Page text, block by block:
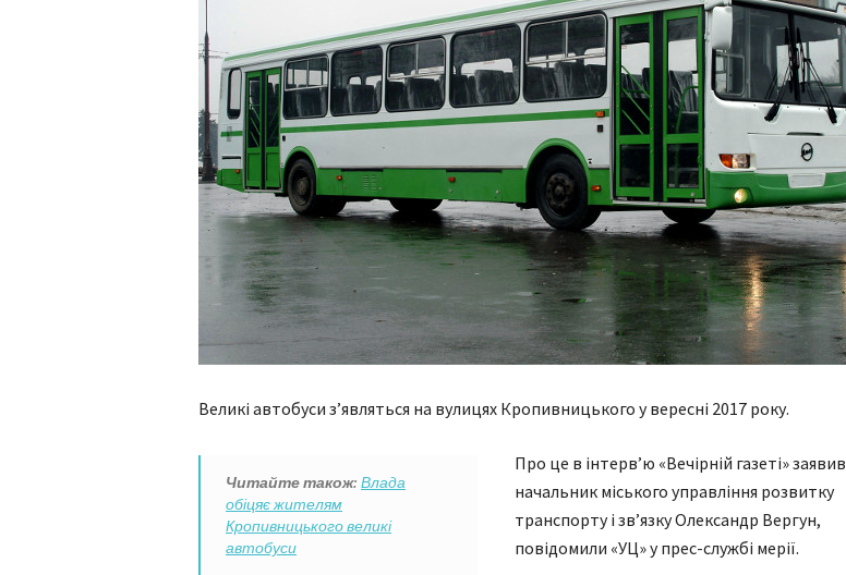
Великі автобуси з’являться на вулицях Кропивницького у вересні 2017 року.
Читайте також: Влада
обіцяє жителям
Кропивницького великі
автобуси
Про це в інтерв’ю «Вечірній газеті» заявив
начальник міського управління розвитку
транспорту і зв’язку Олександр Вергун,
повідомили «УЦ» у прес-службі мерії.